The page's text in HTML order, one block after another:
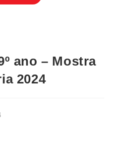
ano – Mostra
2024